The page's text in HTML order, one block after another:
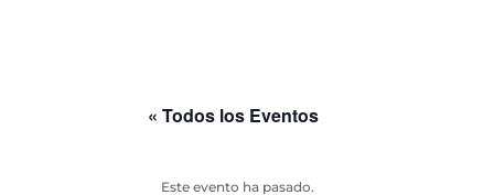
« Todos los Eventos
Este evento ha pasado.